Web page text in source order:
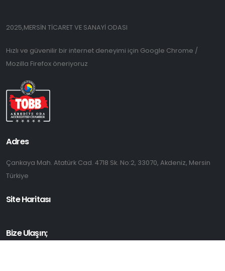
2025,MERSİN TİCARET VE SANAYİ ODASI
Hızlı ve güvenilir bir internet deneyimi için Google Chrome /
Mozilla Firefox öneriyoruz
Adres
Çankaya Mah. Atatürk Cad. 4718 Sk. No:2, 33070, Akdeniz, Mersin
Türkiye
Site Haritası
Bize Ulaşın;